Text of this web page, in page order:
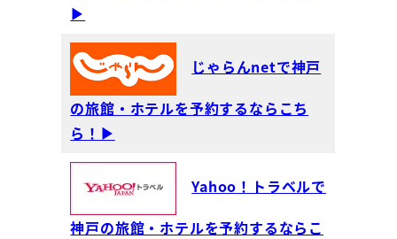
▶
じゃらんnetで神戸
の旅館・ホテルを予約するならこち
ら！▶
Yahoo！トラベルで
神戸の旅館・ホテルを予約するならこ